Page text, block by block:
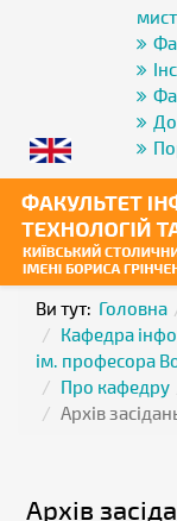
Ви тут: Головна
Кафедра
ім. професора
Про кафедру
Архів
Архів